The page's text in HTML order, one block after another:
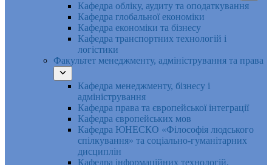
Кафедра обліку, аудиту та оподаткування
Кафедра глобальної економіки
Кафедра економіки та бізнесу
Кафедра транспортних технологій і
логістики
Факультет менеджменту, адміністрування та права
Кафедра менеджменту, бізнесу і
адміністрування
Кафедра права та європейської інтеграції
Кафедра європейських мов
Кафедра ЮНЕСКО «Філософія людського
спілкування» та соціально-гуманітарних
дисциплін
Кафедра інформаційних технологій,